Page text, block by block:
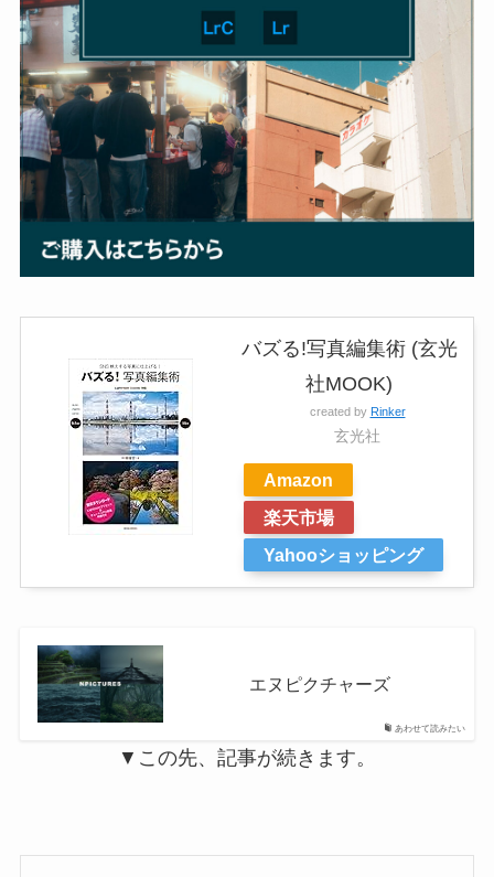
バズる!写真編集術 (玄光
社MOOK)
created by Rinker
玄光社
Amazon
楽天市場
Yahooショッピング
あわせて読みたい
エヌピクチャーズ
▼この先、記事が続きます。